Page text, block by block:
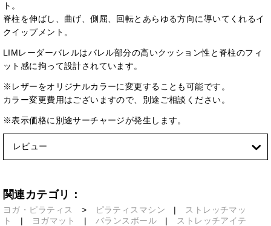
ト。
脊柱を伸ばし、曲げ、側屈、回転とあらゆる方向に導いてくれるイ
クイップメント。
LIMレーダーバレルはバレル部分の高いクッション性と脊柱のフィ
ット感に拘って設計されています。
※レザーをオリジナルカラーに変更することも可能です。
カラー変更費用はございますので、別途ご相談ください。
※表示価格に別途サーチャージが発生します。
レビュー
関連カテゴリ：
ヨガ・ピラティス > ピラティスマシン |
ストレッチマッ
ト
| ヨガマット | バランスボール |
ストレッチアイテ